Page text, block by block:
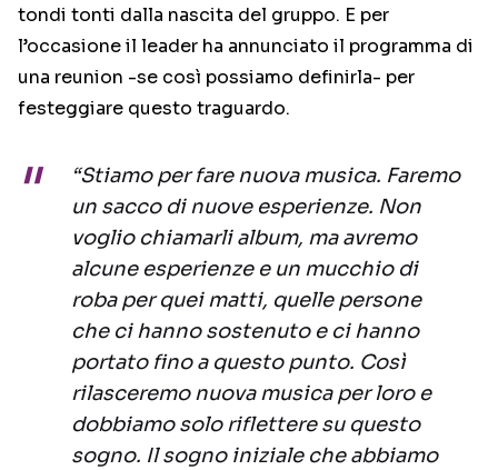
tondi tonti dalla nascita del gruppo. E per
l’occasione il leader ha annunciato il programma di
una reunion -se così possiamo definirla- per
festeggiare questo traguardo.
“Stiamo per fare nuova musica. Faremo
un sacco di nuove esperienze. Non
voglio chiamarli album, ma avremo
alcune esperienze e un mucchio di
roba per quei matti, quelle persone
che ci hanno sostenuto e ci hanno
portato fino a questo punto. Così
rilasceremo nuova musica per loro e
dobbiamo solo riflettere su questo
sogno. Il sogno iniziale che abbiamo